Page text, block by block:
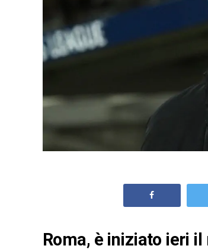
Roma, è iniziato ieri